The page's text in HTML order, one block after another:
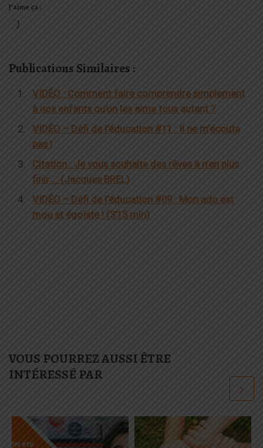
J’aime ça :
Chargement…
Publications Similaires :
VIDÉO : Comment faire comprendre simplement
à nos enfants qu’on les aime tous autant ?
VIDÉO – Défi de l’éducation #11 : Il ne m’écoute
pas !
Citation : Je vous souhaite des rêves à n’en plus
finir … (Jacques BREL)
VIDÉO – Défi de l’éducation #09 : Mon ado est
mou et égoïste ! (3’15 min)
VOUS POURREZ AUSSI ÊTRE
INTÉRESSÉ PAR